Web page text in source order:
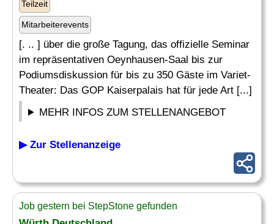
Teilzeit
Mitarbeiterevents
[. .. ] über die große Tagung, das offizielle Seminar
im repräsentativen Oeynhausen-Saal bis zur
Podiumsdiskussion für bis zu 350 Gäste im Variet-
Theater: Das GOP Kaiserpalais hat für jede Art [...]
MEHR INFOS ZUM STELLENANGEBOT
▶ Zur Stellenanzeige
Job gestern bei StepStone gefunden